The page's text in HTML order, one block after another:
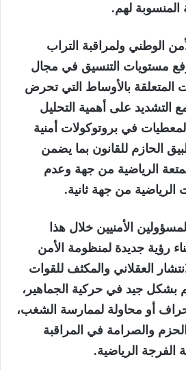
المنسوبة لهم.
الوطني ولمراقبة التراب
مستويات التنسيق في مجال
المتعلقة بالأوساط التي تحرض
التشديد على أهمية التحليل
في بروتوكولات أمنية
الحازم للقانون بما يضمن
الرياضية من جهة وعدم
من جهة ثانية.
الأمنيين خلال هذا
رؤية جديدة لمنظومة الأمن
العقلاني والمكثف للقوات
بشكل جيد في حركية الجماهير،
أو محاولة لممارسة الشغب،
والصرامة في المراقبة
الفرجة الرياضية.